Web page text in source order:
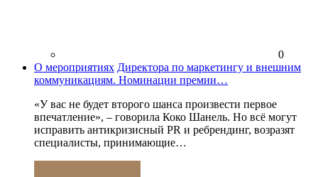
0
О мероприятиях Директора по маркетингу и внешним
коммуникациям. Номинации премии…
«У вас не будет второго шанса произвести первое
впечатление», – говорила Коко Шанель. Но всё могут
исправить антикризисный PR и ребрендинг, возразят
специалисты, принимающие…